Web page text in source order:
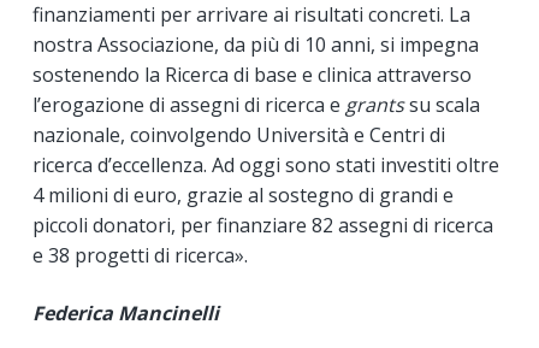
finanziamenti per arrivare ai risultati concreti. La
nostra Associazione, da più di 10 anni, si impegna
sostenendo la Ricerca di base e clinica attraverso
l’erogazione di assegni di ricerca e grantssu scala
nazionale, coinvolgendo Università e Centri di
ricerca d’eccellenza. Ad oggi sono stati investiti oltre
4 milioni di euro, grazie al sostegno di grandi e
piccoli donatori, per finanziare 82 assegni di ricerca
e 38 progetti di ricerca».
Federica Mancinelli